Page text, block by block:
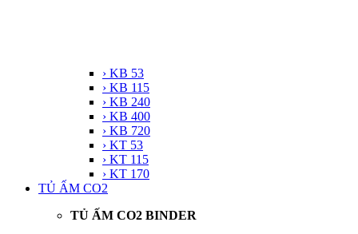
› KB 53
› KB 115
› KB 240
› KB 400
› KB 720
› KT 53
› KT 115
› KT 170
TỦ ẤM CO2
TỦ ẤM CO2 BINDER